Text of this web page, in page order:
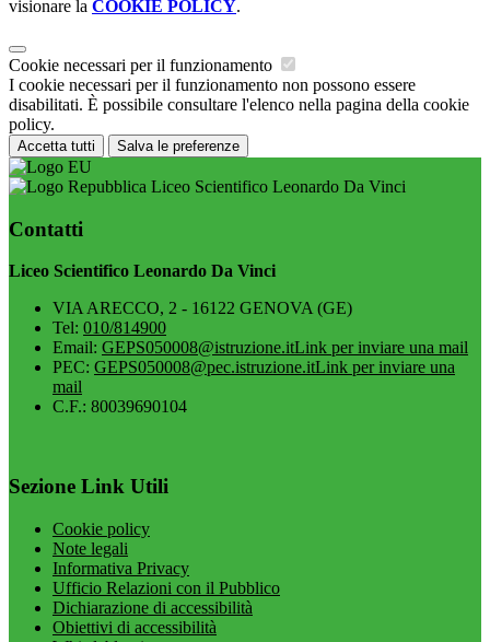
visionare la COOKIE POLICY.
Cookie necessari per il funzionamento
I cookie necessari per il funzionamento non possono essere
disabilitati. È possibile consultare l'elenco nella pagina della cookie
policy.
Accetta tutti Salva le preferenze
Liceo Scientifico Leonardo Da Vinci
Contatti
Liceo Scientifico Leonardo Da Vinci
VIA ARECCO, 2 - 16122 GENOVA (GE)
Tel: 010/814900
Email: GEPS050008@istruzione.itLink per inviare una mail
PEC: GEPS050008@pec.istruzione.itLink per inviare una
mail
C.F.: 80039690104
Sezione Link Utili
Cookie policy
Note legali
Informativa Privacy
Ufficio Relazioni con il Pubblico
Dichiarazione di accessibilità
Obiettivi di accessibilità